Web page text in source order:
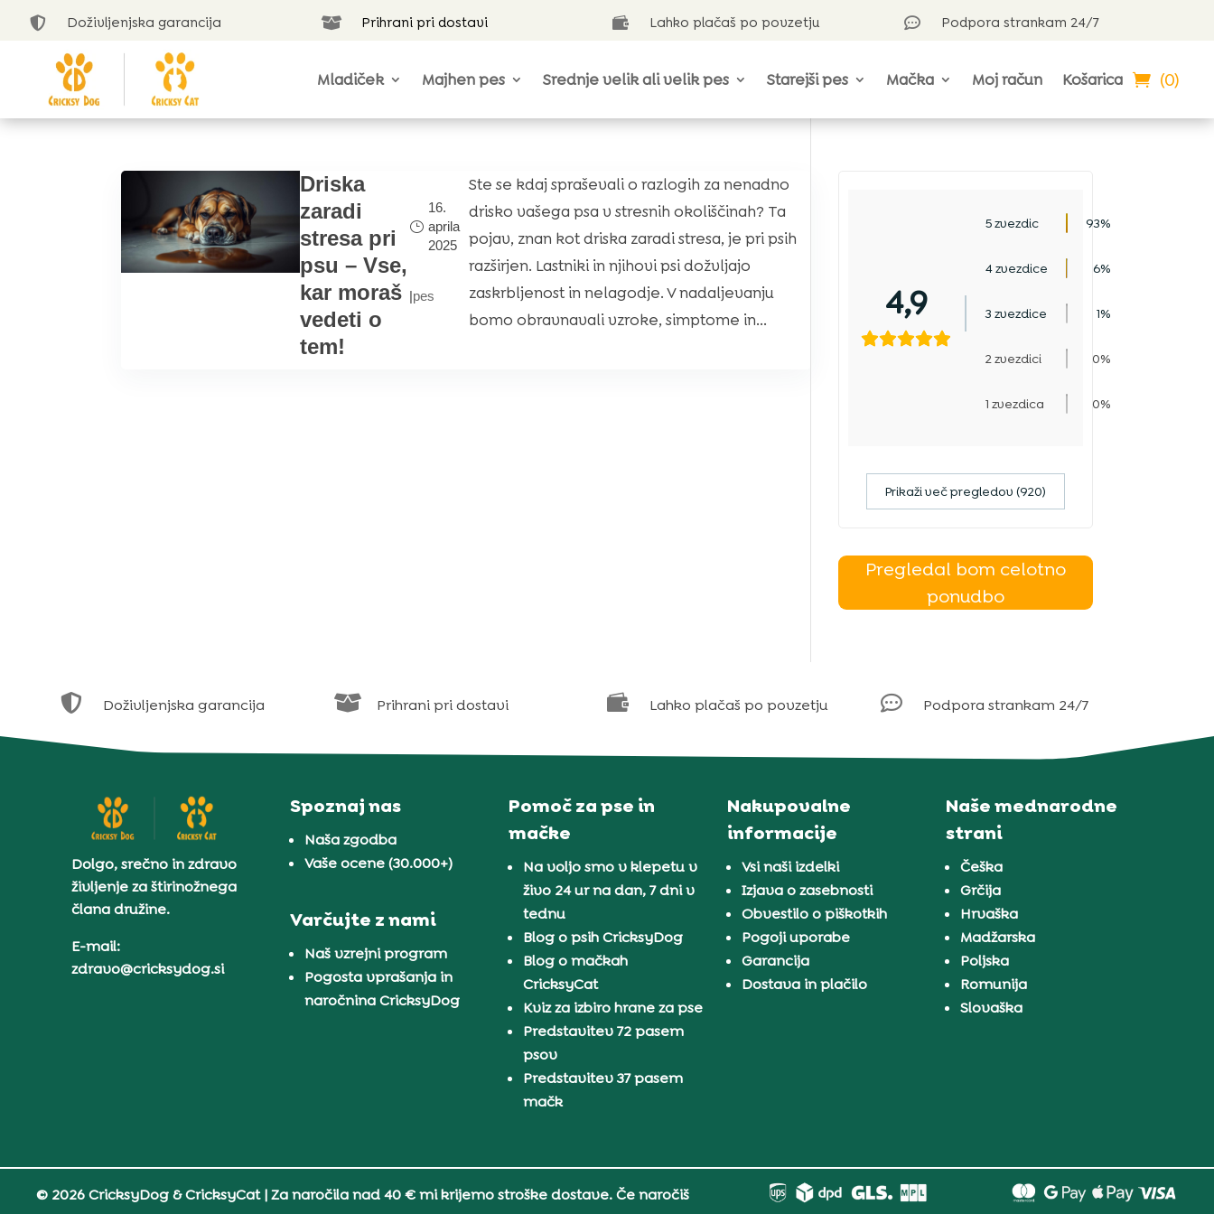
 Doživljenjska garancija  Prihrani pri dostavi  Lahko plačaš po povzetju  Podpora strankam 24/7
Mladiček Majhen pes Srednje velik ali velik pes Starejši pes Mačka Moj račun Košarica (0)
Driska
zaradi
stresa pri
psu – Vse,
kar moraš
vedeti o
tem!
16.
aprila
2025
|pes
Ste se kdaj spraševali o razlogih za nenadno
drisko vašega psa v stresnih okoliščinah? Ta
pojav, znan kot driska zaradi stresa, je pri psih
razširjen. Lastniki in njihovi psi dožvljajo
zaskrbljenost in nelagodje. V nadaljevanju
bomo obravnavali vzroke, simptome in...
4,9
5 zvezdic 93%
4 zvezdice 6%
3 zvezdice 1%
2 zvezdici 0%
1 zvezdica 0%
Prikaži več pregledov (920)
Pregledal bom celotno
ponudbo
 Doživljenjska garancija  Prihrani pri dostavi  Lahko plačaš po povzetju  Podpora strankam 24/7
Dolgo, srečno in zdravo
življenje za štirinožnega
člana družine.
E-mail:
zdravo@cricksydog.si
Spoznaj nas
Naša zgodba
Vaše ocene (30.000+)
Varčujte z nami
Naš vzrejni program
Pogosta vprašanja in
naročnina CricksyDog
Pomoč za pse in
mačke
Na voljo smo v klepetu v
živo 24 ur na dan, 7 dni v
tednu
Blog o psih CricksyDog
Blog o mačkah
CricksyCat
Kviz za izbiro hrane za pse
Predstavitev 72 pasem
psov
Predstavitev 37 pasem
mačk
Nakupovalne
informacije
Vsi naši izdelki
Izjava o zasebnosti
Obvestilo o piškotkih
Pogoji uporabe
Garancija
Dostava in plačilo
Naše mednarodne
strani
Češka
Grčija
Hrvaška
Madžarska
Poljska
Romunija
Slovaška
© 2026 CricksyDog & CricksyCat| Za naročila nad 40 € mi krijemo stroške dostave. Če naročiš